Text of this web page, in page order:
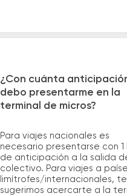
¿Con cuánta
debo presentarme en la
terminal de micros?
Para viajes nacionales es
necesario presentarse con 1
de anticipación a la salida
colectivo. Para viajes a
limítrofes/internacionales, te
sugerimos acercarte a la